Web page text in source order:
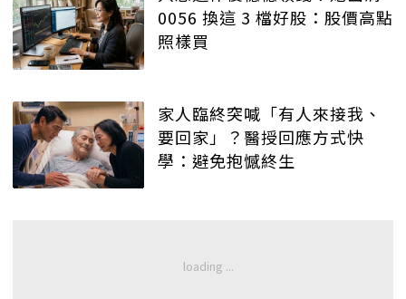
0056 換這 3 檔好股：股價高點
照樣買
家人臨終突喊「有人來接我、
要回家」？醫授回應方式快
學：避免抱憾終生